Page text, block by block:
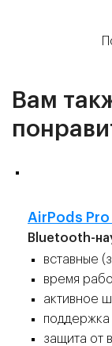
Вам
AirPods Pro
Bluetooth-
вставные
время
активное
поддержка
защита от